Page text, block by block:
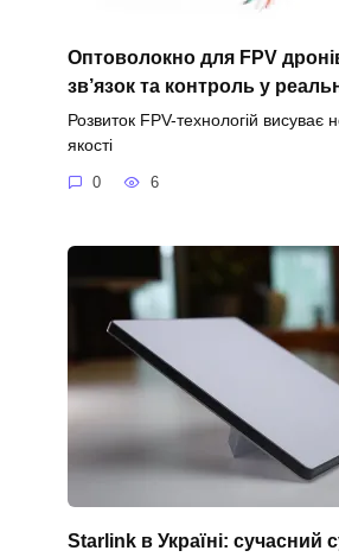
Оптоволокно для FPV
зв’язок та контроль у
Розвиток FPV-технологій висуває
якості
0 6
Starlink в Україні: сучасний